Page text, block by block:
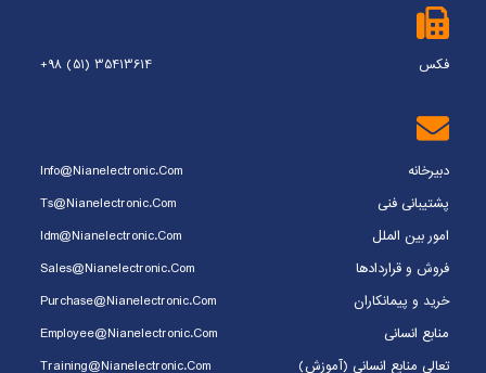
فکس +98 (51) 35413614
دبیرخانه
Info@nianelectronic.com
پشتیبانی فنی
Ts@nianelectronic.com
امور بین الملل
Idm@nianelectronic.com
فروش و قراردادها
Sales@nianelectronic.com
خرید و پیمانکاران
Purchase@nianelectronic.com
منابع انسانی
Employee@nianelectronic.com
تعالی منابع انسانی (آموزش)
Training@nianelectronic.com